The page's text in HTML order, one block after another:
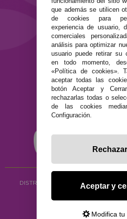
SEGURIDAD Y
Términos y
Política de
Política de
DISTRIBUCIÓN ALIMENTACIÓN
que además se utilicen
de cookies para
experiencia de usuario,
comerciales
análisis para optimizar
usuario puede retirar su
en todo momento,
«Política de cookies».
aceptar todas las
botón Aceptar y
rechazarlas todas o
de las cookies
Configuración.
Rechazar
Aceptar y
Modifica